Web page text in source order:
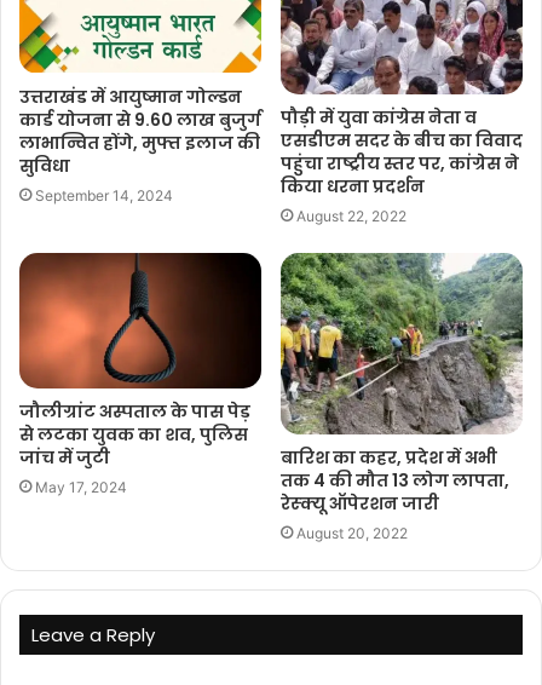
उत्तराखंड में आयुष्मान गोल्डन
कार्ड योजना से 9.60 लाख बुजुर्ग
लाभान्वित होंगे, मुफ्त इलाज की
सुविधा
September 14, 2024
पौड़ी में युवा कांग्रेस नेता व
एसडीएम सदर के बीच का विवाद
पहुंचा राष्ट्रीय स्तर पर, कांग्रेस ने
किया धरना प्रदर्शन
August 22, 2022
जौलीग्रांट अस्पताल के पास पेड़
से लटका युवक का शव, पुलिस
जांच में जुटी
May 17, 2024
बारिश का कहर, प्रदेश में अभी
तक 4 की मौत 13 लोग लापता,
रेस्क्यू ऑपेरशन जारी
August 20, 2022
Leave a Reply